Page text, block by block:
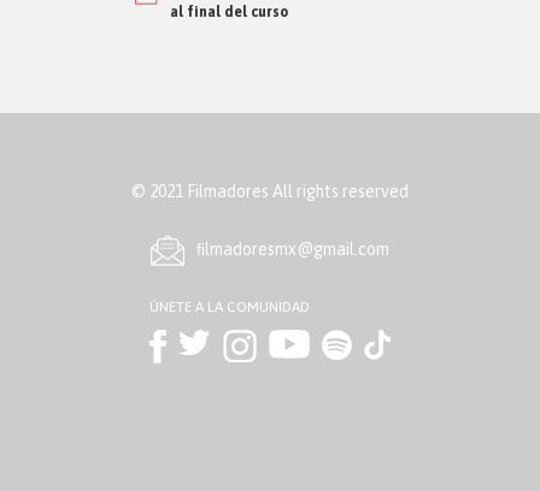
al final del curso
© 2021 Filmadores All rights reserved
ﬁlmadoresmx@gmail.com
ÚNETE A LA COMUNIDAD